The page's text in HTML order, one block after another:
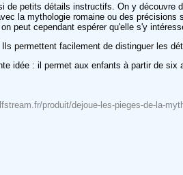
de petits détails instructifs. On y
la mythologie romaine ou des
peut cependant espérer qu'elle s'y
permettent facilement de distinguer les
idée : il permet aux enfants à partir de
produit/dejoue-les-pieges-de-la-